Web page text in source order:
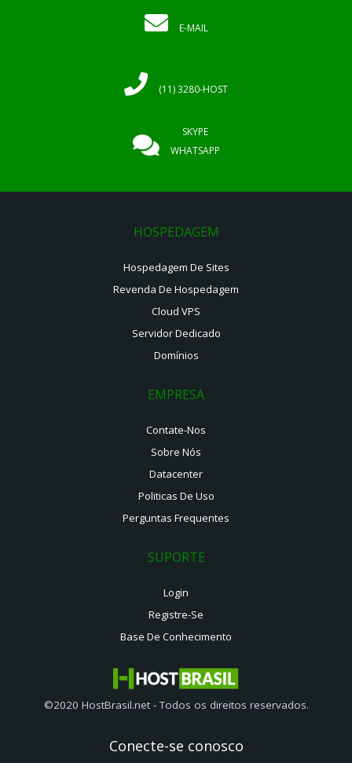
E-MAIL
(11) 3280-HOST
SKYPE
WHATSAPP
HOSPEDAGEM
Hospedagem De Sites
Revenda De Hospedagem
Cloud VPS
Servidor Dedicado
Domínios
EMPRESA
Contate-Nos
Sobre Nós
Datacenter
Politicas De Uso
Perguntas Frequentes
SUPORTE
Login
Registre-Se
Base De Conhecimento
©2020 HostBrasil.net - Todos os direitos reservados.
Conecte-se conosco